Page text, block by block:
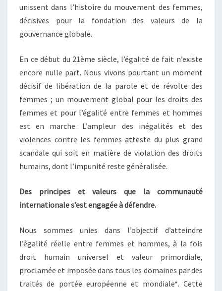
unissent dans l’histoire du mouvement des femmes,
décisives pour la fondation des valeurs de la
gouvernance globale.
En ce début du 21ème siècle, l’égalité de fait n’existe
encore nulle part. Nous vivons pourtant un moment
décisif de libération de la parole et de révolte des
femmes ; un mouvement global pour les droits des
femmes et pour l’égalité entre femmes et hommes
est en marche. L’ampleur des inégalités et des
violences contre les femmes atteste du plus grand
scandale qui soit en matière de violation des droits
humains, dont l’impunité reste généralisée.
Des principes et valeurs que la communauté
internationale s’est engagée à défendre.
Nous sommes unies dans l’objectif d’atteindre
l’égalité réelle entre femmes et hommes, à la fois
droit humain universel et valeur primordiale,
proclamée et imposée dans tous les domaines par des
traités de portée européenne et mondiale*. Cette